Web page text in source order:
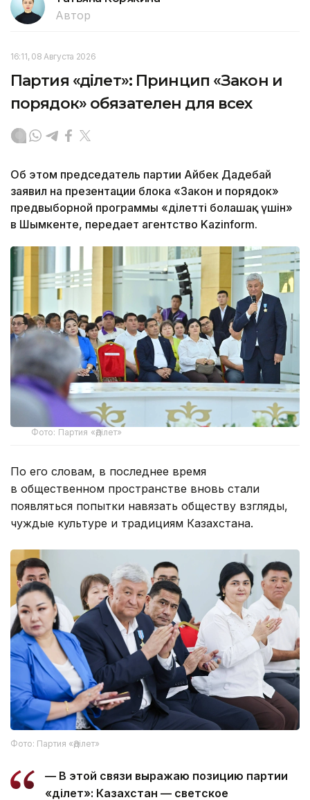
Автор
16:11, 08 Августа 2026
Партия «Әділет»: Принцип «Закон и
порядок» обязателен для всех
Об этом председатель партии Айбек Дадебай
заявил на презентации блока «Закон и порядок»
предвыборной программы «Әділетті болашақ үшін»
в Шымкенте, передает агентство Kazinform.
Фото: Партия «Әділет»
По его словам, в последнее время
в общественном пространстве вновь стали
появляться попытки навязать обществу взгляды,
чуждые культуре и традициям Казахстана.
Фото: Партия «Әділет»
— В этой связи выражаю позицию партии
«Әділет»: Казахстан — светское